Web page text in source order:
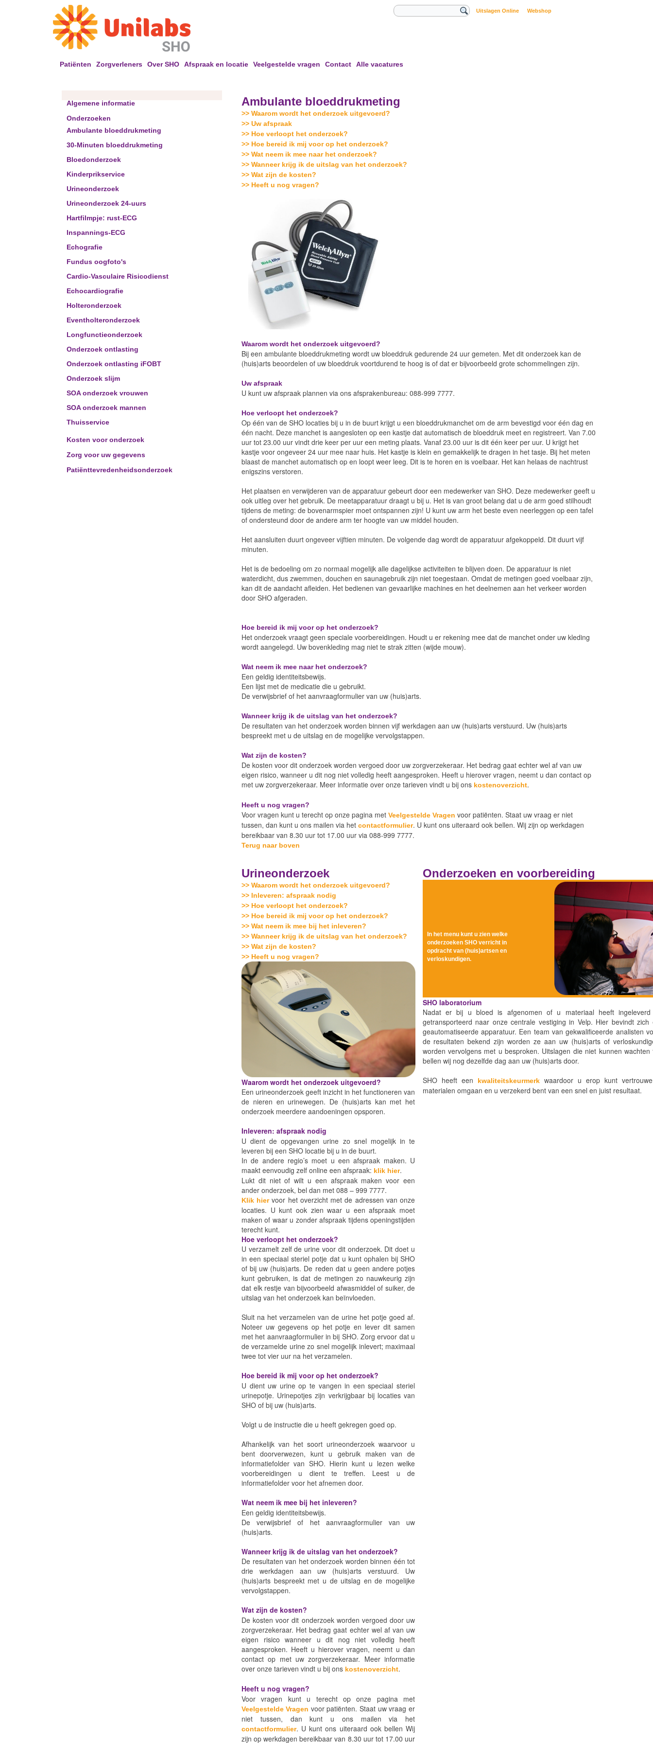
Uitslagen Online Webshop
Patiënten Zorgverleners Over SHO Afspraak en locatie Veelgestelde vragen Contact Alle vacatures
Algemene informatie
Onderzoeken
Ambulante bloeddrukmeting
30-Minuten bloeddrukmeting
Bloedonderzoek
Kinderprikservice
Urineonderzoek
Urineonderzoek 24-uurs
Hartfilmpje: rust-ECG
Inspannings-ECG
Echografie
Fundus oogfoto's
Cardio-Vasculaire Risicodienst
Echocardiografie
Holteronderzoek
Eventholteronderzoek
Longfunctieonderzoek
Onderzoek ontlasting
Onderzoek ontlasting iFOBT
Onderzoek slijm
SOA onderzoek vrouwen
SOA onderzoek mannen
Thuisservice
Kosten voor onderzoek
Zorg voor uw gegevens
Patiënttevredenheidsonderzoek
Ambulante bloeddrukmeting
>> Waarom wordt het onderzoek uitgevoerd?
>> Uw afspraak
>> Hoe verloopt het onderzoek?
>> Hoe bereid ik mij voor op het onderzoek?
>> Wat neem ik mee naar het onderzoek?
>> Wanneer krijg ik de uitslag van het onderzoek?
>> Wat zijn de kosten?
>> Heeft u nog vragen?
Waarom wordt het onderzoek uitgevoerd?
Bij een ambulante bloeddrukmeting wordt uw bloeddruk gedurende 24 uur gemeten. Met dit onderzoek kan de
(huis)arts beoordelen of uw bloeddruk voortdurend te hoog is of dat er bijvoorbeeld grote schommelingen zijn.
Uw afspraak
U kunt uw afspraak plannen via ons afsprakenbureau: 088-999 7777.
Hoe verloopt het onderzoek?
Op één van de SHO locaties bij u in de buurt krijgt u een bloeddrukmanchet om de arm bevestigd voor één dag en
één nacht. Deze manchet is aangesloten op een kastje dat automatisch de bloeddruk meet en registreert. Van 7.00
uur tot 23.00 uur vindt drie keer per uur een meting plaats. Vanaf 23.00 uur is dit één keer per uur. U krijgt het
kastje voor ongeveer 24 uur mee naar huis. Het kastje is klein en gemakkelijk te dragen in het tasje. Bij het meten
blaast de manchet automatisch op en loopt weer leeg. Dit is te horen en is voelbaar. Het kan helaas de nachtrust
enigszins verstoren.
Het plaatsen en verwijderen van de apparatuur gebeurt door een medewerker van SHO. Deze medewerker geeft u
ook uitleg over het gebruik. De meetapparatuur draagt u bij u. Het is van groot belang dat u de arm goed stilhoudt
tijdens de meting: de bovenarmspier moet ontspannen zijn! U kunt uw arm het beste even neerleggen op een tafel
of ondersteund door de andere arm ter hoogte van uw middel houden.
Het aansluiten duurt ongeveer vijftien minuten. De volgende dag wordt de apparatuur afgekoppeld. Dit duurt vijf
minuten.
Het is de bedoeling om zo normaal mogelijk alle dagelijkse activiteiten te blijven doen. De apparatuur is niet
waterdicht, dus zwemmen, douchen en saunagebruik zijn niet toegestaan. Omdat de metingen goed voelbaar zijn,
kan dit de aandacht afleiden. Het bedienen van gevaarlijke machines en het deelnemen aan het verkeer worden
door SHO afgeraden.
Hoe bereid ik mij voor op het onderzoek?
Het onderzoek vraagt geen speciale voorbereidingen. Houdt u er rekening mee dat de manchet onder uw kleding
wordt aangelegd. Uw bovenkleding mag niet te strak zitten (wijde mouw).
Wat neem ik mee naar het onderzoek?
Een geldig identiteitsbewijs.
Een lijst met de medicatie die u gebruikt.
De verwijsbrief of het aanvraagformulier van uw (huis)arts.
Wanneer krijg ik de uitslag van het onderzoek?
De resultaten van het onderzoek worden binnen vijf werkdagen aan uw (huis)arts verstuurd. Uw (huis)arts
bespreekt met u de uitslag en de mogelijke vervolgstappen.
Wat zijn de kosten?
De kosten voor dit onderzoek worden vergoed door uw zorgverzekeraar. Het bedrag gaat echter wel af van uw
eigen risico, wanneer u dit nog niet volledig heeft aangesproken. Heeft u hierover vragen, neemt u dan contact op
met uw zorgverzekeraar. Meer informatie over onze tarieven vindt u bij ons kostenoverzicht.
Heeft u nog vragen?
Voor vragen kunt u terecht op onze pagina met Veelgestelde Vragen voor patiënten. Staat uw vraag er niet
tussen, dan kunt u ons mailen via het contactformulier. U kunt ons uiteraard ook bellen. Wij zijn op werkdagen
bereikbaar van 8.30 uur tot 17.00 uur via 088-999 7777.
Terug naar boven
Urineonderzoek
>> Waarom wordt het onderzoek uitgevoerd?
>> Inleveren: afspraak nodig
>> Hoe verloopt het onderzoek?
>> Hoe bereid ik mij voor op het onderzoek?
>> Wat neem ik mee bij het inleveren?
>> Wanneer krijg ik de uitslag van het onderzoek?
>> Wat zijn de kosten?
>> Heeft u nog vragen?
Waarom wordt het onderzoek uitgevoerd?
Een urineonderzoek geeft inzicht in het functioneren van
de nieren en urinewegen. De (huis)arts kan met het
onderzoek meerdere aandoeningen opsporen.
Inleveren: afspraak nodig
U dient de opgevangen urine zo snel mogelijk in te
leveren bij een SHO locatie bij u in de buurt.
In de andere regio’s moet u een afspraak maken. U
maakt eenvoudig zelf online een afspraak: klik hier.
Lukt dit niet of wilt u een afspraak maken voor een
ander onderzoek, bel dan met 088 – 999 7777.
Klik hiervoor het overzicht met de adressen van onze
locaties. U kunt ook zien waar u een afspraak moet
maken of waar u zonder afspraak tijdens openingstijden
terecht kunt.
Hoe verloopt het onderzoek?
U verzamelt zelf de urine voor dit onderzoek. Dit doet u
in een speciaal steriel potje dat u kunt ophalen bij SHO
of bij uw (huis)arts. De reden dat u geen andere potjes
kunt gebruiken, is dat de metingen zo nauwkeurig zijn
dat elk restje van bijvoorbeeld afwasmiddel of suiker, de
uitslag van het onderzoek kan beïnvloeden.
Sluit na het verzamelen van de urine het potje goed af.
Noteer uw gegevens op het potje en lever dit samen
met het aanvraagformulier in bij SHO. Zorg ervoor dat u
de verzamelde urine zo snel mogelijk inlevert; maximaal
twee tot vier uur na het verzamelen.
Hoe bereid ik mij voor op het onderzoek?
U dient uw urine op te vangen in een speciaal steriel
urinepotje. Urinepotjes zijn verkrijgbaar bij locaties van
SHO of bij uw (huis)arts.
Volgt u de instructie die u heeft gekregen goed op.
Afhankelijk van het soort urineonderzoek waarvoor u
bent doorverwezen, kunt u gebruik maken van de
informatiefolder van SHO. Hierin kunt u lezen welke
voorbereidingen u dient te treffen. Leest u de
informatiefolder voor het afnemen door.
Wat neem ik mee bij het inleveren?
Een geldig identiteitsbewijs.
De verwijsbrief of het aanvraagformulier van uw
(huis)arts.
Wanneer krijg ik de uitslag van het onderzoek?
De resultaten van het onderzoek worden binnen één tot
drie werkdagen aan uw (huis)arts verstuurd. Uw
(huis)arts bespreekt met u de uitslag en de mogelijke
vervolgstappen.
Wat zijn de kosten?
De kosten voor dit onderzoek worden vergoed door uw
zorgverzekeraar. Het bedrag gaat echter wel af van uw
eigen risico wanneer u dit nog niet volledig heeft
aangesproken. Heeft u hierover vragen, neemt u dan
contact op met uw zorgverzekeraar. Meer informatie
over onze tarieven vindt u bij ons kostenoverzicht.
Heeft u nog vragen?
Voor vragen kunt u terecht op onze pagina met
Veelgestelde Vragen voor patiënten. Staat uw vraag er
niet tussen, dan kunt u ons mailen via het
contactformulier. U kunt ons uiteraard ook bellen Wij
zijn op werkdagen bereikbaar van 8.30 uur tot 17.00 uur
Onderzoeken en voorbereiding
In het menu kunt u zien welke
onderzoeken SHO verricht in
opdracht van (huis)artsen en
verloskundigen.
SHO laboratorium
Nadat er bij u bloed is afgenomen of u materiaal heeft
getransporteerd naar onze centrale vestiging in Velp. Hier bevindt
geautomatiseerde apparatuur. Een team van gekwalificeerde analisten
de resultaten bekend zijn worden ze aan uw (huis)arts of
worden vervolgens met u besproken. Uitslagen die niet kunnen
bellen wij nog dezelfde dag aan uw (huis)arts door.
SHO heeft een
kwaliteitskeurmerkwaardoor u erop kunt
materialen omgaan en u verzekerd bent van een snel en juist resultaat.